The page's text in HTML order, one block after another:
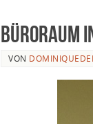
Büroraum
VON